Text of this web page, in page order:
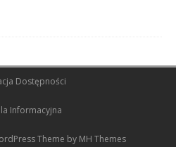
Dostępności
Informacyjna
Theme by MH Themes